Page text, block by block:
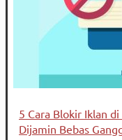
5 Cara Blokir Iklan
Dijamin Bebas